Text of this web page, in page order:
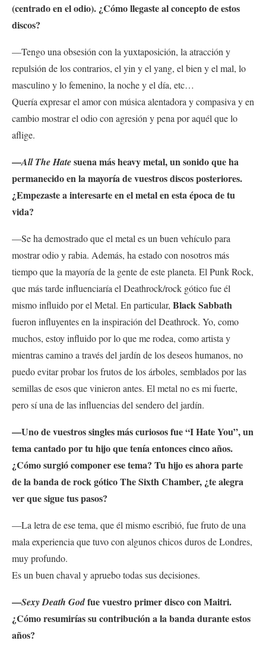
(centrado en el odio). ¿Cómo llegaste al concepto de estos
discos?
—Tengo una obsesión con la yuxtaposición, la atracción y
repulsión de los contrarios, el yin y el yang, el bien y el mal, lo
masculino y lo femenino, la noche y el día, etc…
Quería expresar el amor con música alentadora y compasiva y en
cambio mostrar el odio con agresión y pena por aquél que lo
aflige.
—All The Hatesuena más heavy metal, un sonido que ha
permanecido en la mayoría de vuestros discos posteriores.
¿Empezaste a interesarte en el metal en esta época de tu
vida?
—Se ha demostrado que el metal es un buen vehículo para
mostrar odio y rabia. Además, ha estado con nosotros más
tiempo que la mayoría de la gente de este planeta. El Punk Rock,
que más tarde influenciaría el Deathrock/rock gótico fue él
mismo influido por el Metal. En particular, Black Sabbath
fueron influyentes en la inspiración del Deathrock. Yo, como
muchos, estoy influido por lo que me rodea, como artista y
mientras camino a través del jardín de los deseos humanos, no
puedo evitar probar los frutos de los árboles, semblados por las
semillas de esos que vinieron antes. El metal no es mi fuerte,
pero sí una de las influencias del sendero del jardín.
—Uno de vuestros singles más curiosos fue “I Hate You”, un
tema cantado por tu hijo que tenía entonces cinco años.
¿Cómo surgió componer ese tema? Tu hijo es ahora parte
de la banda de rock gótico The Sixth Chamber, ¿te alegra
ver que sigue tus pasos?
—La letra de ese tema, que él mismo escribió, fue fruto de una
mala experiencia que tuvo con algunos chicos duros de Londres,
muy profundo.
Es un buen chaval y apruebo todas sus decisiones.
—Sexy Death Godfue vuestro primer disco con Maitri.
¿Cómo resumirías su contribución a la banda durante estos
años?